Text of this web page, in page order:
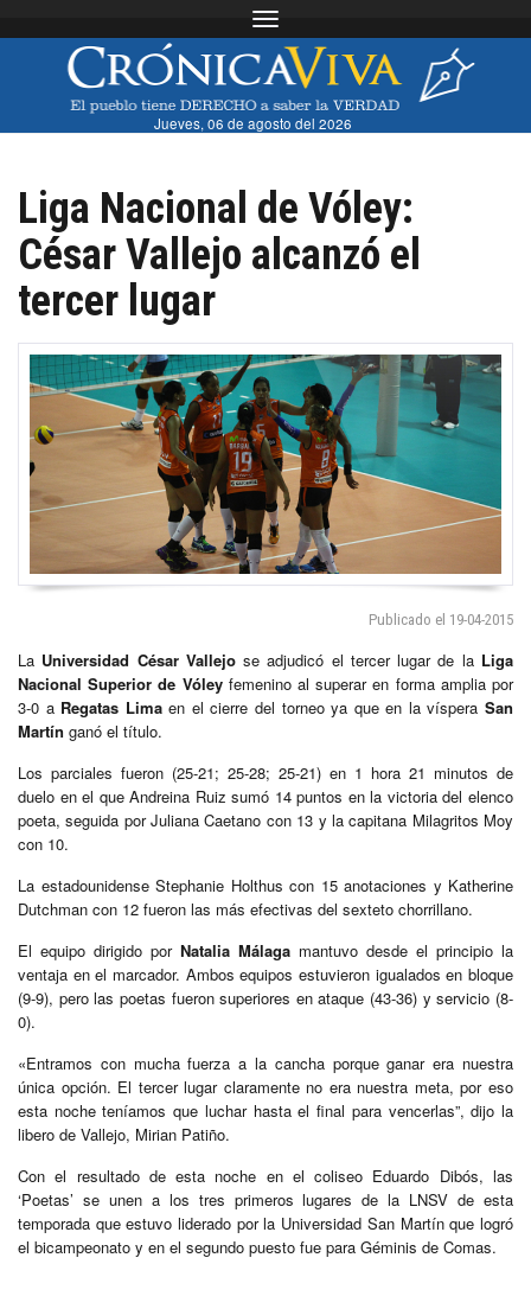
Toggle navigation
Jueves, 06 de agosto del 2026
Liga Nacional de Vóley:
César Vallejo alcanzó el
tercer lugar
Publicado el 19-04-2015
La Universidad César Vallejose adjudicó el tercer lugar de la Liga
Nacional Superior de Vóleyfemenino al superar en forma amplia por
3-0 aRegatas Limaen el cierre del torneo ya que en la víspera San
Martín ganó el título.
Los parciales fueron (25-21; 25-28; 25-21) en 1 hora 21 minutos de
duelo en el que Andreina Ruiz sumó 14 puntos en la victoria del elenco
poeta, seguida por Juliana Caetano con 13 y la capitana Milagritos Moy
con 10.
La estadounidense Stephanie Holthus con 15 anotaciones y Katherine
Dutchman con 12 fueron las más efectivas del sexteto chorrillano.
El equipo dirigido por Natalia Málaga mantuvo desde el principio la
ventaja en el marcador. Ambos equipos estuvieron igualados en bloque
(9-9), pero las poetas fueron superiores en ataque (43-36) y servicio (8-
0).
«Entramos con mucha fuerza a la cancha porque ganar era nuestra
única opción. El tercer lugar claramente no era nuestra meta, por eso
esta noche teníamos que luchar hasta el final para vencerlas”, dijo la
libero de Vallejo, Mirian Patiño.
Con el resultado de esta noche en el coliseo Eduardo Dibós, las
‘Poetas’ se unen a los tres primeros lugares de la LNSV de esta
temporada que estuvo liderado por la Universidad San Martín que logró
el bicampeonato y en el segundo puesto fue para Géminis de Comas.